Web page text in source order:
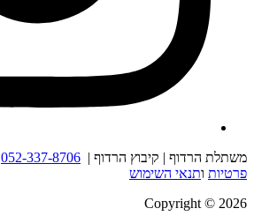
משתלת הרדוף | קיבוץ הרדוף | 052-337-8706
פרטיות ותנאי השימוש
Copyright © 2026